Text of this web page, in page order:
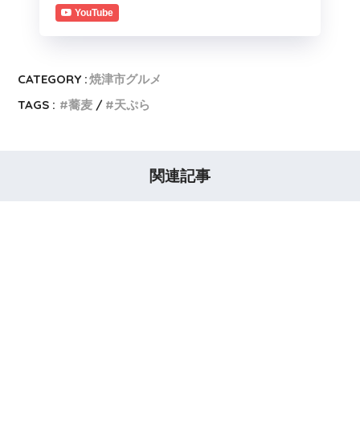
YouTube
CATEGORY :焼津市グルメ
TAGS :
蕎麦 天ぷら
関連記事